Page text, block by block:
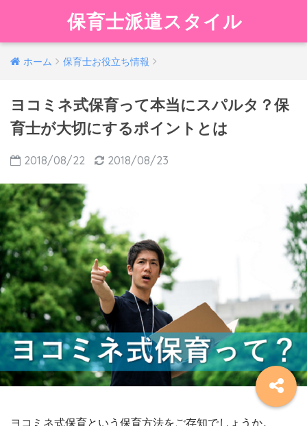
保育士派遣スタイル
ホーム 保育士お役立ち情報
ヨコミネ式保育って本当にスパルタ？保
育士が大切にするポイントとは
2018/08/22 2018/08/23
ヨコミネ式保育という保育方法をご存知でしょうか。